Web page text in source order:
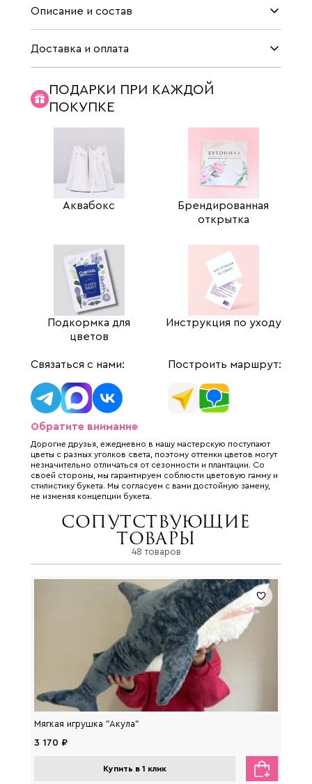
Описание и состав
Доставка и оплата
ПОДАРКИ ПРИ КАЖДОЙ
ПОКУПКЕ
Аквабокс
Брендированная
открытка
Подкормка для
цветов
Инструкция по уходу
Связаться с нами: Построить маршрут:
Обратите внимание
Дорогие друзья, ежедневно в нашу мастерскую поступают
цветы с разных уголков света, поэтому оттенки цветов могут
незначительно отличаться от сезонности и плантации. Со
своей стороны, мы гарантируем соблюсти цветовую гамму и
стилистику букета. Мы согласуем с вами достойную замену,
не изменяя концепции букета.
Сопутствующие
товары
48 товаров
Мягкая игрушка "Акула"
3 170 ₽
Купить в 1 клик